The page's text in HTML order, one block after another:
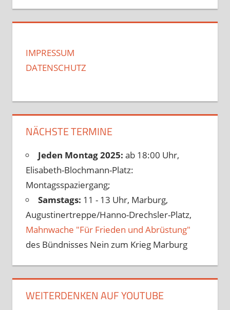
IMPRESSUM
DATENSCHUTZ
NÄCHSTE TERMINE
Jeden Montag 2025: ab 18:00 Uhr,
Elisabeth-Blochmann-Platz:
Montagsspaziergang;
Samstags: 11 - 13 Uhr, Marburg,
Augustinertreppe/Hanno-Drechsler-Platz,
Mahnwache "Für Frieden und Abrüstung"
des Bündnisses Nein zum Krieg Marburg
WEITERDENKEN AUF YOUTUBE